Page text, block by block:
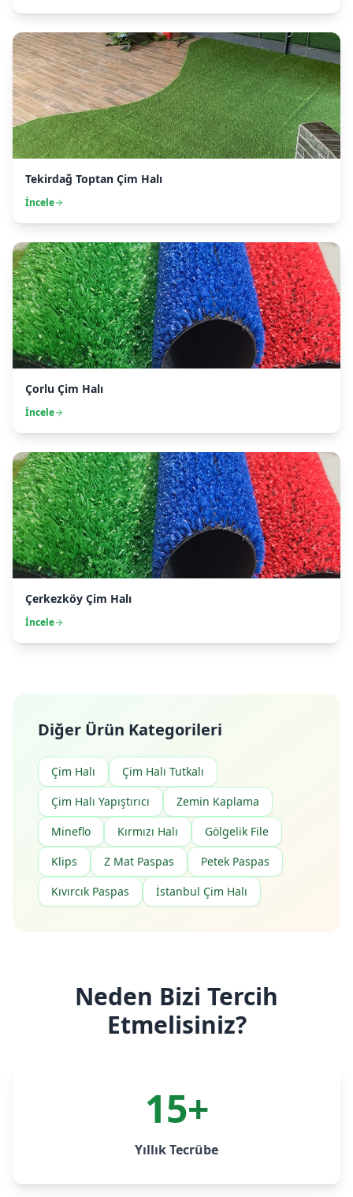
Tekirdağ Toptan Çim Halı
İncele
Çorlu Çim Halı
İncele
Çerkezköy Çim Halı
İncele
Diğer Ürün Kategorileri
Çim Halı
Çim Halı Tutkalı
Çim Halı Yapıştırıcı
Zemin Kaplama
Mineflo
Kırmızı Halı
Gölgelik File
Klips
Z Mat Paspas
Petek Paspas
Kıvırcık Paspas
İstanbul Çim Halı
Neden Bizi Tercih
Etmelisiniz?
15+
Yıllık Tecrübe